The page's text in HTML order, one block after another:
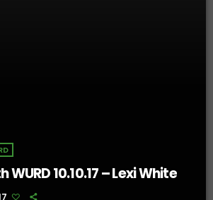
WURD 10.10.17 – Lexi White